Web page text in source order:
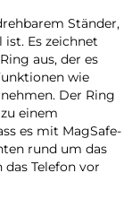
Ständer,
Es zeichnet
aus, der es
wie
Der Ring
einem
es mit MagSafe-
rund um das
Telefon vor